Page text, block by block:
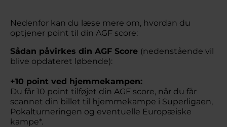
Nedenfor kan du læse mere om, hvordan du
optjener point til din AGF score:
Sådan påvirkes din AGF Score (nedenstående vil
blive opdateret løbende):
+10 point ved hjemmekampen:
Du får 10 point tilføjet din AGF score, når du får
scannet din billet til hjemmekampe i Superligaen,
Pokalturneringen og eventuelle Europæiske
kampe*.